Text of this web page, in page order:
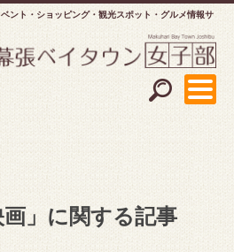
ント・ショッピング
観光スポット・グルメ情報サ
」に関する記事